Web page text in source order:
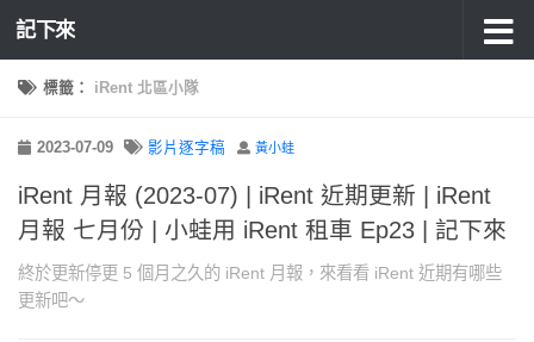
記下來
標籤： iRent 北區小隊
2023-07-09 影片逐字稿 黃小蛙
iRent 月報 (2023-07) | iRent 近期更新 | iRent
月報 七月份 | 小蛙用 iRent 租車 Ep23 | 記下來
終於更新停更 5 個月之久的 iRent 月報，來看看 iRent 近期有哪些
更新吧～